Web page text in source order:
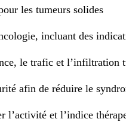
les tumeurs solides
incluant des
le trafic et l’infiltration
afin de réduire le
l’activité et l’indice